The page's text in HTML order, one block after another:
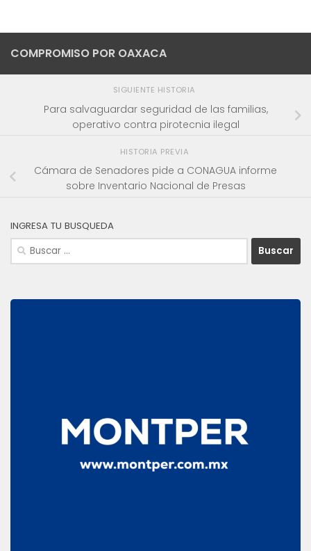
COMPROMISO POR OAXACA
SIGUIENTE HISTORIA
Para salvaguardar seguridad de las familias,
operativo contra pirotecnia ilegal
HISTORIA PREVIA
Cámara de Senadores pide a CONAGUA informe
sobre Inventario Nacional de Presas
INGRESA TU BUSQUEDA
Buscar: